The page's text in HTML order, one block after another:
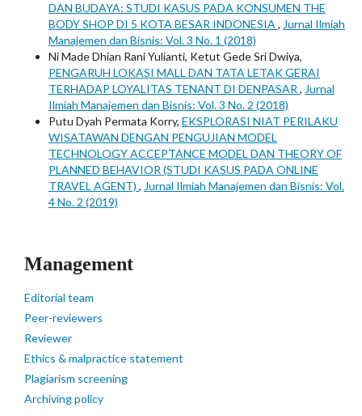
DAN BUDAYA: STUDI KASUS PADA KONSUMEN THE
BODY SHOP DI 5 KOTA BESAR INDONESIA , Jurnal Ilmiah
Manajemen dan Bisnis: Vol. 3 No. 1 (2018)
Ni Made Dhian Rani Yulianti, Ketut Gede Sri Dwiya,
PENGARUH LOKASI MALL DAN TATA LETAK GERAI
TERHADAP LOYALITAS TENANT DI DENPASAR , Jurnal
Ilmiah Manajemen dan Bisnis: Vol. 3 No. 2 (2018)
Putu Dyah Permata Korry, EKSPLORASI NIAT PERILAKU
WISATAWAN DENGAN PENGUJIAN MODEL
TECHNOLOGY ACCEPTANCE MODEL DAN THEORY OF
PLANNED BEHAVIOR (STUDI KASUS PADA ONLINE
TRAVEL AGENT) , Jurnal Ilmiah Manajemen dan Bisnis: Vol.
4 No. 2 (2019)
Management
Editorial team
Peer-reviewers
Reviewer
Ethics & malpractice statement
Plagiarism screening
Archiving policy